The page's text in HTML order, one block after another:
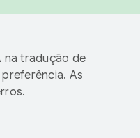
na tradução de
As